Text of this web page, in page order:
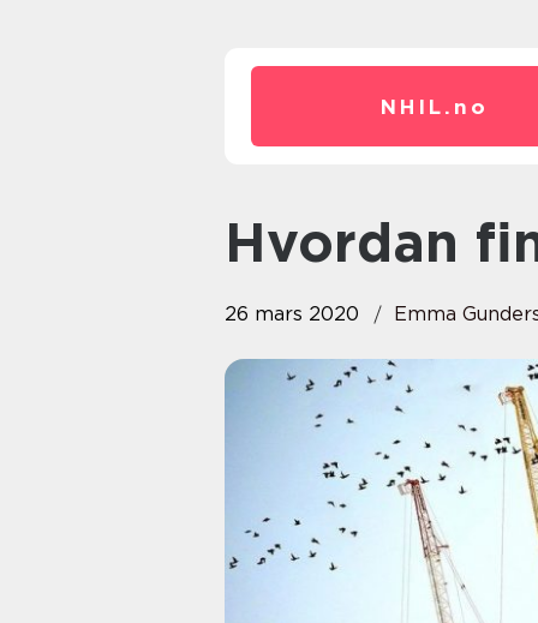
NHIL. no
Hvordan
26 mars 2020 Emma